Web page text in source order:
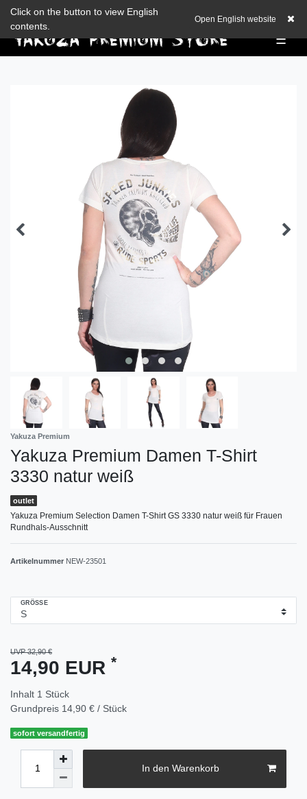
Zum Blog
☰
Click on the button to view English
contents.
Open English website
Yakuza Premium
Yakuza Premium Damen T-Shirt
3330 natur weiß
outlet
Yakuza Premium Selection Damen T-Shirt GS 3330 natur weiß für Frauen
Rundhals-Ausschnitt
Artikelnummer NEW-23501
GRÖSSE
UVP 32,90 €
14,90 EUR *
Inhalt 1 Stück
Grundpreis 14,90 € / Stück
sofort versandfertig
In den Warenkorb